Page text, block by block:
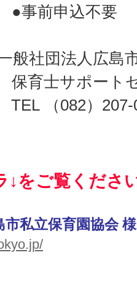
込不要
般社団法人広島
ートセ
（082）
↓をご覧くださ
市私立保育園協会